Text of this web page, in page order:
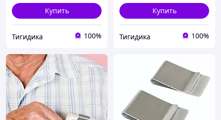
Купить
Тигидика 100%
Купить
Тигидика 100%